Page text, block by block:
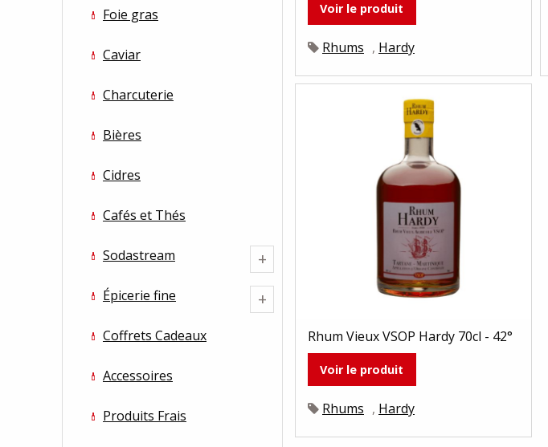
Foie gras
Caviar
Charcuterie
Bières
Cidres
Cafés et Thés
Sodastream +
Épicerie fine +
Coffrets Cadeaux
Accessoires
Produits Frais
Voir le produit
Rhums , Hardy
Rhum Vieux VSOP Hardy 70cl - 42°
Voir le produit
Rhums , Hardy